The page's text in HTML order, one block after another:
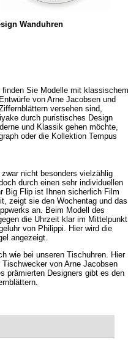
Wanduhren
finden Sie Modelle mit klassischem
von Arne Jacobsen und
versehen sind,
durch puristisches Design
und Klassik gehen möchte,
oder die Kollektion Tempus
nicht besonders vielzählig
durch einen sehr individuellen
Big Flip ist Ihnen sicherlich Film
zeigt sie den Wochentag und das
an. Beim Modell des
die Uhrzeit klar im
von Philippi. Hier wird die
angezeigt.
wie bei unseren Tischuhren. Hier
von Arne Jacobsen
prämierten Designers gibt es den